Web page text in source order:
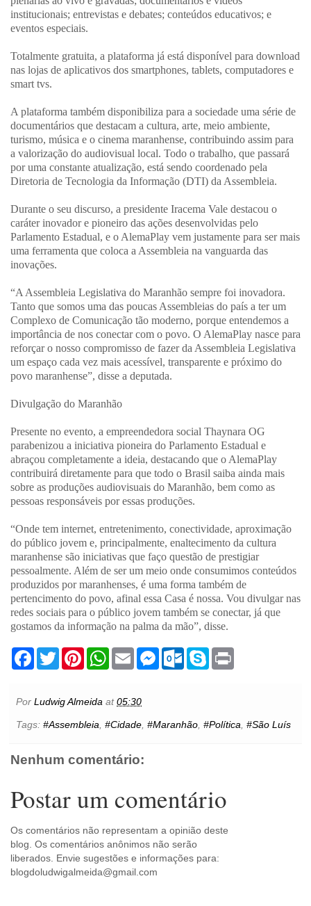
institucionais; entrevistas e debates; conteúdos educativos; e
eventos especiais.
Totalmente gratuita, a plataforma já está disponível para download
nas lojas de aplicativos dos smartphones, tablets, computadores e
smart tvs.
A plataforma também disponibiliza para a sociedade uma série de
documentários que destacam a cultura, arte, meio ambiente,
turismo, música e o cinema maranhense, contribuindo assim para
a valorização do audiovisual local. Todo o trabalho, que passará
por uma constante atualização, está sendo coordenado pela
Diretoria de Tecnologia da Informação (DTI) da Assembleia.
Durante o seu discurso, a presidente Iracema Vale destacou o
caráter inovador e pioneiro das ações desenvolvidas pelo
Parlamento Estadual, e o AlemaPlay vem justamente para ser mais
uma ferramenta que coloca a Assembleia na vanguarda das
inovações.
“A Assembleia Legislativa do Maranhão sempre foi inovadora.
Tanto que somos uma das poucas Assembleias do país a ter um
Complexo de Comunicação tão moderno, porque entendemos a
importância de nos conectar com o povo. O AlemaPlay nasce para
reforçar o nosso compromisso de fazer da Assembleia Legislativa
um espaço cada vez mais acessível, transparente e próximo do
povo maranhense”, disse a deputada.
Divulgação do Maranhão
Presente no evento, a empreendedora social Thaynara OG
parabenizou a iniciativa pioneira do Parlamento Estadual e
abraçou completamente a ideia, destacando que o AlemaPlay
contribuirá diretamente para que todo o Brasil saiba ainda mais
sobre as produções audiovisuais do Maranhão, bem como as
pessoas responsáveis por essas produções.
“Onde tem internet, entretenimento, conectividade, aproximação
do público jovem e, principalmente, enaltecimento da cultura
maranhense são iniciativas que faço questão de prestigiar
pessoalmente. Além de ser um meio onde consumimos conteúdos
produzidos por maranhenses, é uma forma também de
pertencimento do povo, afinal essa Casa é nossa. Vou divulgar nas
redes sociais para o público jovem também se conectar, já que
gostamos da informação na palma da mão”, disse.
F
b
o
k
T
w
t
e
P
r
e
s
W
s
A
p
p
E
m
l
M
e
g
e
O
k
.
S
Por Ludwig Almeida at05:30
Tags: #Assembleia #Cidade #Maranhão #Política #São Luís
Nenhum comentário:
Postar um comentário
Os comentários não representam a opinião deste
blog. Os comentários anônimos não serão
liberados. Envie sugestões e informações para:
blogdoludwigalmeida@gmail.com